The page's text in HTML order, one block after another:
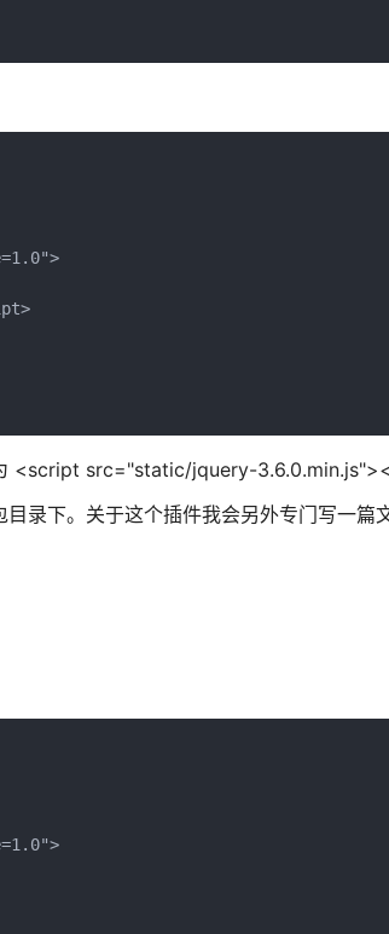
<script src="static/jquery-
录下。关于这个插件我会另外专门写一篇